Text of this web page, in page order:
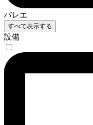
バレエ
すべて表示する
設備